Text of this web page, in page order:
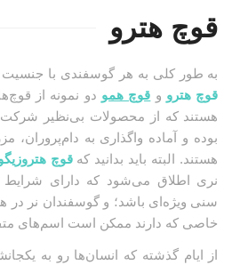
قوچ هترو
به طور کلی به هر گوسفندی با
قوچ هترو و قوچ همو دو نمونه از
هستند که از محصولات بی‌نظیر شرکت
بوده و آماده واگذاری به دام‌پروران،
هستند. البته باید بدانید کهقوچ
نری اطلاق می‌شود که دارای
سنی ویژه‌ای باشد؛ و گوسفندان نر
خاصی که دارند ممکن است اسم‌های
از ایام گذشته که انسان‌ها رو به